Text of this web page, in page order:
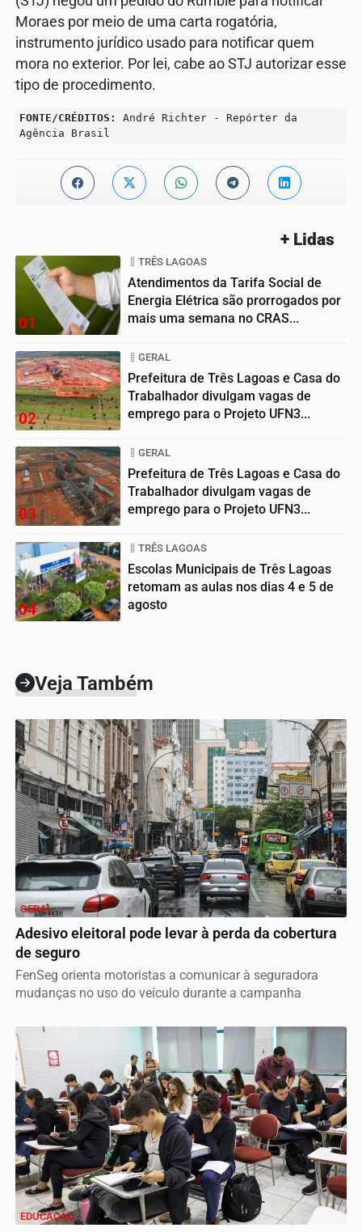
Moraes por meio de uma carta rogatória,
instrumento jurídico usado para notificar quem
mora no exterior. Por lei, cabe ao STJ autorizar esse
tipo de procedimento.
FONTE/CRÉDITOS:
André Richter - Repórter da
Agência Brasil
+ Lidas
01
TRÊS LAGOAS
Atendimentos da Tarifa Social de
Energia Elétrica são prorrogados por
mais uma semana no CRAS...
02
GERAL
Prefeitura de Três Lagoas e Casa do
Trabalhador divulgam vagas de
emprego para o Projeto UFN3...
03
GERAL
Prefeitura de Três Lagoas e Casa do
Trabalhador divulgam vagas de
emprego para o Projeto UFN3...
04
TRÊS LAGOAS
Escolas Municipais de Três Lagoas
retomam as aulas nos dias 4 e 5 de
agosto
Veja Também
GERAL
Adesivo eleitoral pode levar à perda da cobertura
de seguro
FenSeg orienta motoristas a comunicar à seguradora
mudanças no uso do veículo durante a campanha
EDUCAÇÃO